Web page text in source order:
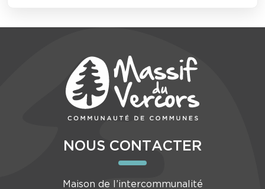
NOUS CONTACTER
Maison de l’intercommunalité